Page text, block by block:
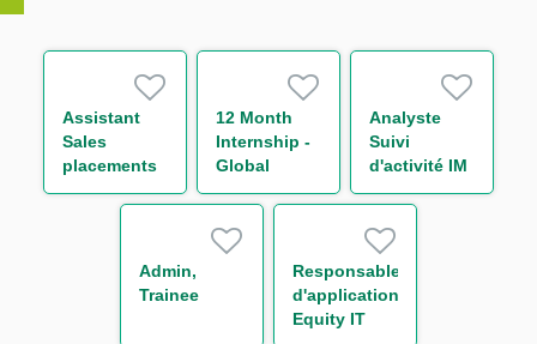
Assistant
Sales
placements
de la Salle
des Marchés
12 Month
Internship -
Global
Markets
Business
Operations -
Support to
Operating
Analyste
Suivi
d'activité IM
& Collateral
management
H/F
Admin,
Trainee
Responsable
d'application
Equity IT